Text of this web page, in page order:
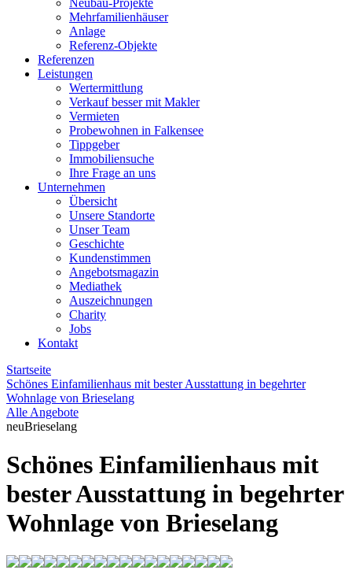
Neubau-Projekte
Mehrfamilienhäuser
Anlage
Referenz-Objekte
Referenzen
Leistungen
Wertermittlung
Verkauf besser mit Makler
Vermieten
Probewohnen in Falkensee
Tippgeber
Immobiliensuche
Ihre Frage an uns
Unternehmen
Übersicht
Unsere Standorte
Unser Team
Geschichte
Kundenstimmen
Angebotsmagazin
Mediathek
Auszeichnungen
Charity
Jobs
Kontakt
Startseite
Schönes Einfamilienhaus mit bester Ausstattung in begehrter
Wohnlage von Brieselang
Alle Angebote
neuBrieselang
Schönes Einfamilienhaus mit
bester Ausstattung in begehrter
Wohnlage von Brieselang